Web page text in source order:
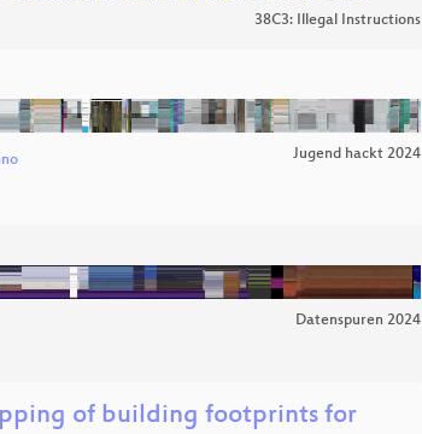
38C3: Illegal Instructions
Jugend hackt 2024
Datenspuren 2024
of building footprints for